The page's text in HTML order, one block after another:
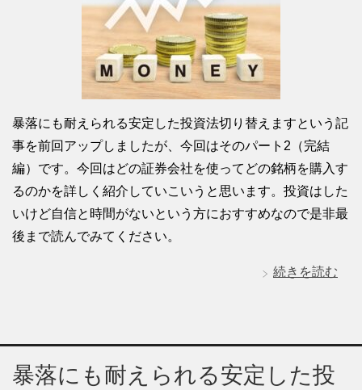
暴落にも耐えられる安定した投資法切り替えますという記
事を前回アップしましたが、今回はそのパート2（完結
編）です。今回はどの証券会社を使ってどの銘柄を購入す
るのかを詳しく紹介していこいうと思います。投資はした
いけど自信と時間がないという方におすすめなので是非最
後まで読んでみてください。
続きを読む
暴落にも耐えられる安定した投